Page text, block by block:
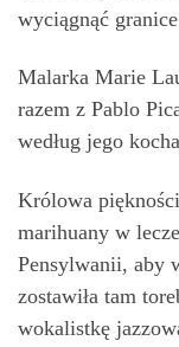
wyciągnąć
Malarka Marie
razem z Pablo
według jego
Królowa
marihuany w
Pensylwanii, aby
zostawiła tam
wokalistkę